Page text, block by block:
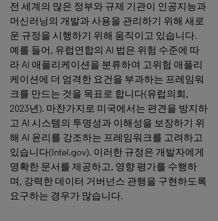
전 세계의 많은 정부와 규제 기관이 인공지능과
머신러닝의 개발과 사용을 관리하기 위해 새로
운 규정을 시행하기 위해 움직이고 있습니다.
예를 들어, 유럽연합의 AI 법은 위험 수준에 따
라 AI 애플리케이션을 분류하여 고위험 애플리
케이션에 더 엄격한 요건을 부과하는 프레임워
크를 만드는 것을 목표로 합니다(유럽의회,
2023년). 마찬가지로 미국에서는 편견을 방지하
고 AI 시스템의 투명성과 이해성을 보장하기 위
해 AI 윤리를 강조하는 프레임워크를 고려하고
있습니다(Intel.gov). 이러한 규정은 개발자에게
명확한 문서를 제공하고, 영향 평가를 수행하
며, 강력한 데이터 거버넌스 관행을 구현하도록
요구하는 경우가 많습니다.